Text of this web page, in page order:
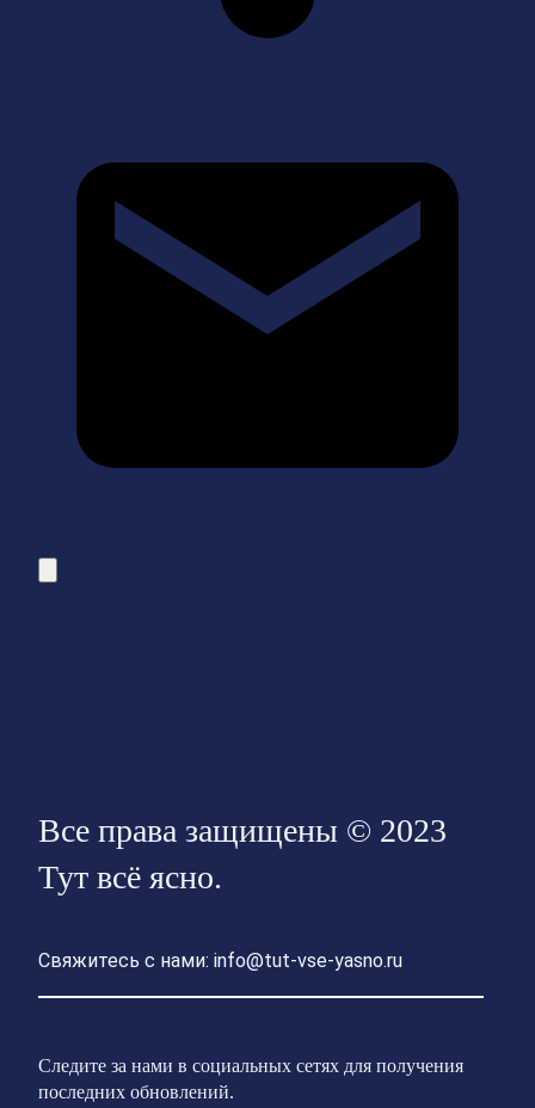
Все права защищены © 2023
Тут всё ясно.
Свяжитесь с нами: info@tut-vse-yasno.ru
Следите за нами в социальных сетях для получения
последних обновлений.